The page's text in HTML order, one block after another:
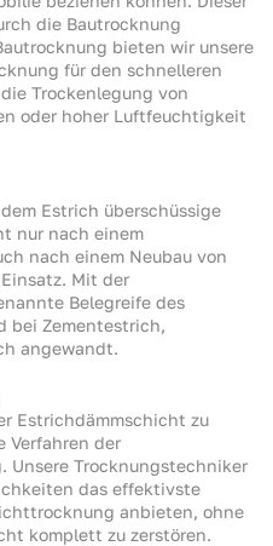
die Bautrocknung
bieten wir unsere
für den schnelleren
Trockenlegung von
oder hoher Luftfeuchtigkeit
Estrich überschüssige
nur nach einem
nach einem Neubau von
Mit der
Belegreife des
bei Zementestrich,
angewandt.
Estrichdämmschicht zu
Verfahren der
Unsere Trocknungstechniker
das effektivste
anbieten, ohne
komplett zu zerstören.